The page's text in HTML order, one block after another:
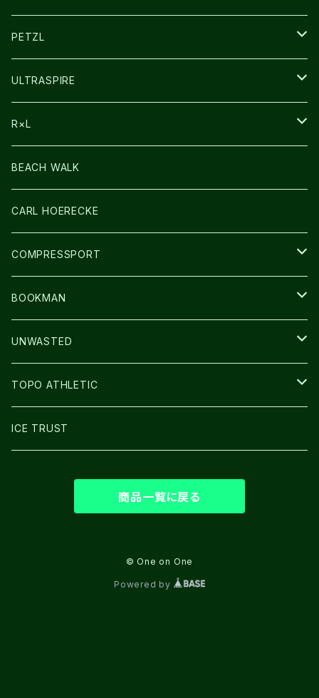
その他GOODS
PETZL
HEADLAMP
ULTRASPIRE
BAG
LIGHT
R×L
SOCKS・LEGWARMER
アームカバー
GLOVE
BEACH WALK
CARL HOERECKE
COMPRESSPORT
CAP/HAT
BAG
BOOKMAN
LIGHT
UNWASTED
GLOVE
TOPO ATHLETIC
SHOES
ICE TRUST
商品一覧に戻る
© One on One
Powered by